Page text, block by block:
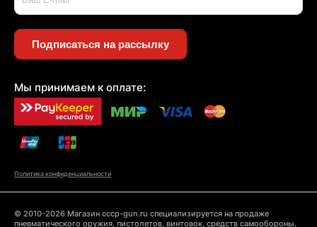
Подписаться на рассылку
Мы принимаем к оплате:
Политика конфиденциальности
© 2010-2026 Магазин cccp-gun.ru специализируется на продаже
пневматического оружия, пистолетов, винтовок, средств самообороны,